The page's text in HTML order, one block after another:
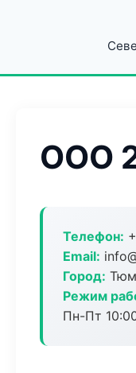
ООО
Телефон:
Email:
Город:
Режим
Пн-Пт